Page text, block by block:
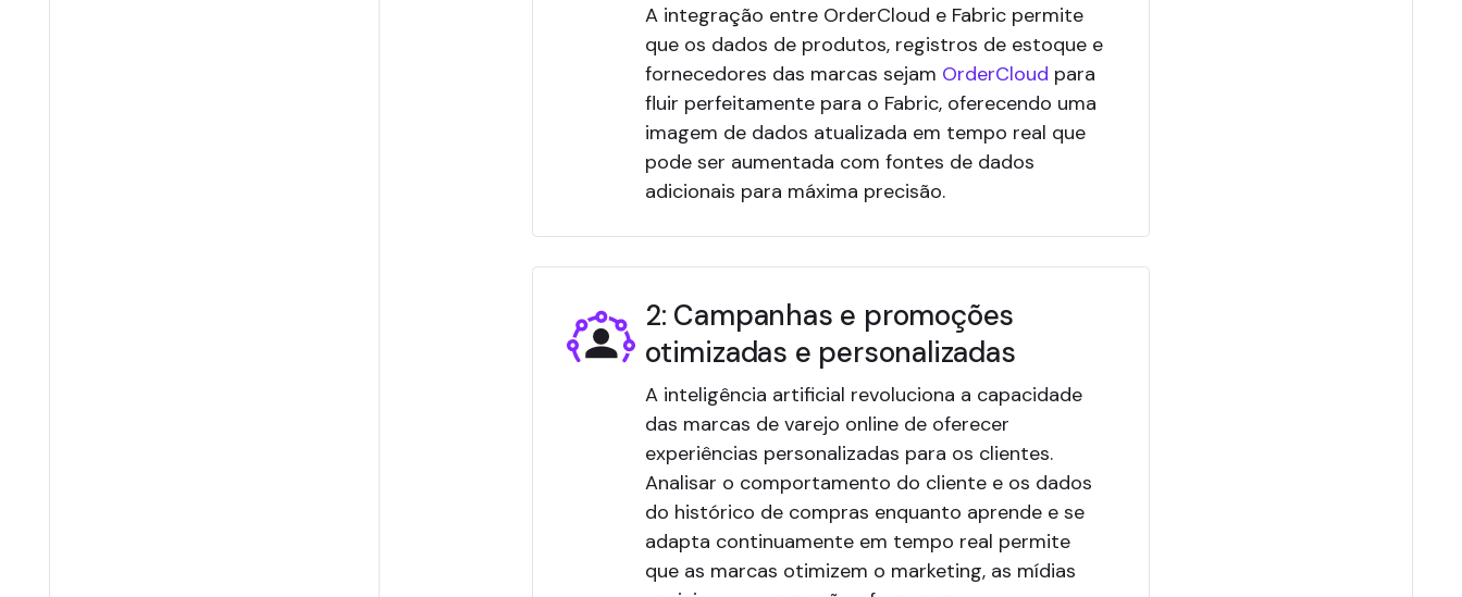
A integração entre OrderCloud e Fabric permite
que os dados de produtos, registros de estoque e
fornecedores das marcas sejam OrderCloud para
fluir perfeitamente para o Fabric, oferecendo uma
imagem de dados atualizada em tempo real que
pode ser aumentada com fontes de dados
adicionais para máxima precisão.
2: Campanhas e promoções
otimizadas e personalizadas
A inteligência artificial revoluciona a capacidade
das marcas de varejo online de oferecer
experiências personalizadas para os clientes.
Analisar o comportamento do cliente e os dados
do histórico de compras enquanto aprende e se
adapta continuamente em tempo real permite
que as marcas otimizem o marketing, as mídias